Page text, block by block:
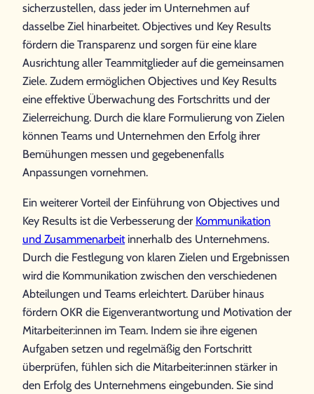
sicherzustellen, dass jeder im Unternehmen auf
dasselbe Ziel hinarbeitet. Objectives und Key Results
fördern die Transparenz und sorgen für eine klare
Ausrichtung aller Teammitglieder auf die gemeinsamen
Ziele. Zudem ermöglichen Objectives und Key Results
eine effektive Überwachung des Fortschritts und der
Zielerreichung. Durch die klare Formulierung von Zielen
können Teams und Unternehmen den Erfolg ihrer
Bemühungen messen und gegebenenfalls
Anpassungen vornehmen.
Ein weiterer Vorteil der Einführung von Objectives und
Key Results ist die Verbesserung der Kommunikation
und Zusammenarbeitinnerhalb des Unternehmens.
Durch die Festlegung von klaren Zielen und Ergebnissen
wird die Kommunikation zwischen den verschiedenen
Abteilungen und Teams erleichtert. Darüber hinaus
fördern OKR die Eigenverantwortung und Motivation der
Mitarbeiter:innen im Team. Indem sie ihre eigenen
Aufgaben setzen und regelmäßig den Fortschritt
überprüfen, fühlen sich die Mitarbeiter:innen stärker in
den Erfolg des Unternehmens eingebunden. Sie sind